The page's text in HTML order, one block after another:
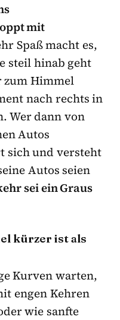
mit
Spaß macht es,
steil hinab geht
zum Himmel
nach rechts in
Wer dann von
Autos
sich und versteht
Autos seien
sei ein Graus
kürzer ist als
Kurven warten,
engen Kehren
wie sanfte